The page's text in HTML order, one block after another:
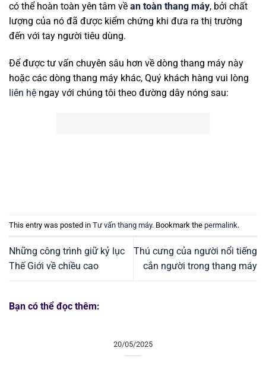
có thể hoàn toàn yên tâm về an toàn thang máy, bởi chất
lượng của nó đã được kiểm chứng khi đưa ra thị trường
đến với tay người tiêu dùng.
Để được tư vấn chuyên sâu hơn về dòng thang máy này
hoặc các dòng thang máy khác, Quý khách hàng vui lòng
liên hệ ngay với chúng tôi theo đường dây nóng sau:
This entry was posted in Tư vấn thang máy. Bookmark the permalink.
Những công trình giữ kỷ lục
Thế Giới về chiều cao
Thú cưng của người nổi tiếng
cắn người trong thang máy
Bạn có thể đọc thêm:
20/05/2025